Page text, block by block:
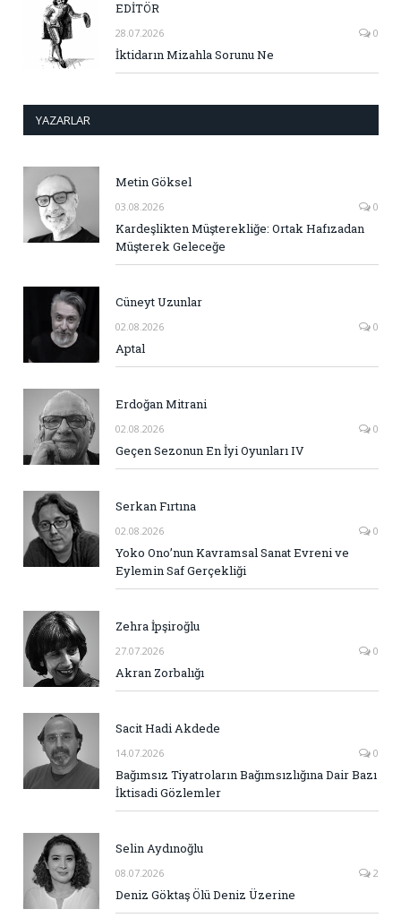
EDİTÖR
28.07.2026 0
İktidarın Mizahla Sorunu Ne
YAZARLAR
Metin Göksel
03.08.2026 0
Kardeşlikten Müşterekliğe: Ortak Hafızadan
Müşterek Geleceğe
Cüneyt Uzunlar
02.08.2026 0
Aptal
Erdoğan Mitrani
02.08.2026 0
Geçen Sezonun En İyi Oyunları IV
Serkan Fırtına
02.08.2026 0
Yoko Ono’nun Kavramsal Sanat Evreni ve
Eylemin Saf Gerçekliği
Zehra İpşiroğlu
27.07.2026 0
Akran Zorbalığı
Sacit Hadi Akdede
14.07.2026 0
Bağımsız Tiyatroların Bağımsızlığına Dair Bazı
İktisadi Gözlemler
Selin Aydınoğlu
08.07.2026 2
Deniz Göktaş Ölü Deniz Üzerine